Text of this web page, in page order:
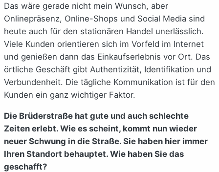
Das wäre gerade nicht mein Wunsch, aber
Onlinepräsenz, Online-Shops und Social Media sind
heute auch für den stationären Handel unerlässlich.
Viele Kunden orientieren sich im Vorfeld im Internet
und genießen dann das Einkaufserlebnis vor Ort. Das
örtliche Geschäft gibt Authentizität, Identifikation und
Verbundenheit. Die tägliche Kommunikation ist für den
Kunden ein ganz wichtiger Faktor.
Die Brüderstraße hat gute und auch schlechte
Zeiten erlebt. Wie es scheint, kommt nun wieder
neuer Schwung in die Straße. Sie haben hier immer
Ihren Standort behauptet. Wie haben Sie das
geschafft?